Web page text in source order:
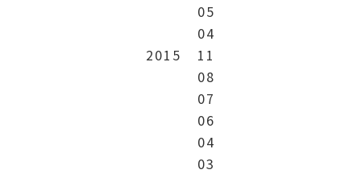
05
04
2015
11
08
07
06
04
03